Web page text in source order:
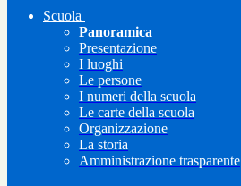
Scuola
Panoramica
Presentazione
I luoghi
Le persone
I numeri della scuola
Le carte della scuola
Organizzazione
La storia
Amministrazione trasparente